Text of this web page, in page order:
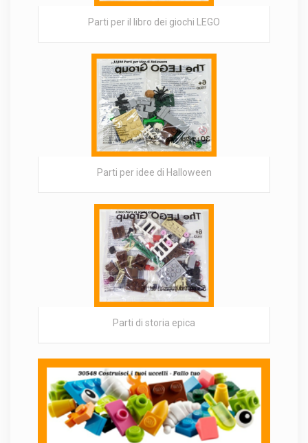
Parti per il libro dei giochi LEGO
Parti per idee di Halloween
Parti di storia epica